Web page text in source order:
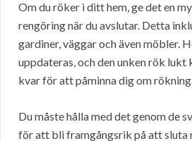
Om du röker i ditt hem, ge det en
rengöring när du avslutar. Detta
gardiner, väggar och även möbler.
uppdateras, och den unken rök lukt
kvar för att påminna dig om
Du måste hålla med det genom de
för att bli framgångsrik på att sluta